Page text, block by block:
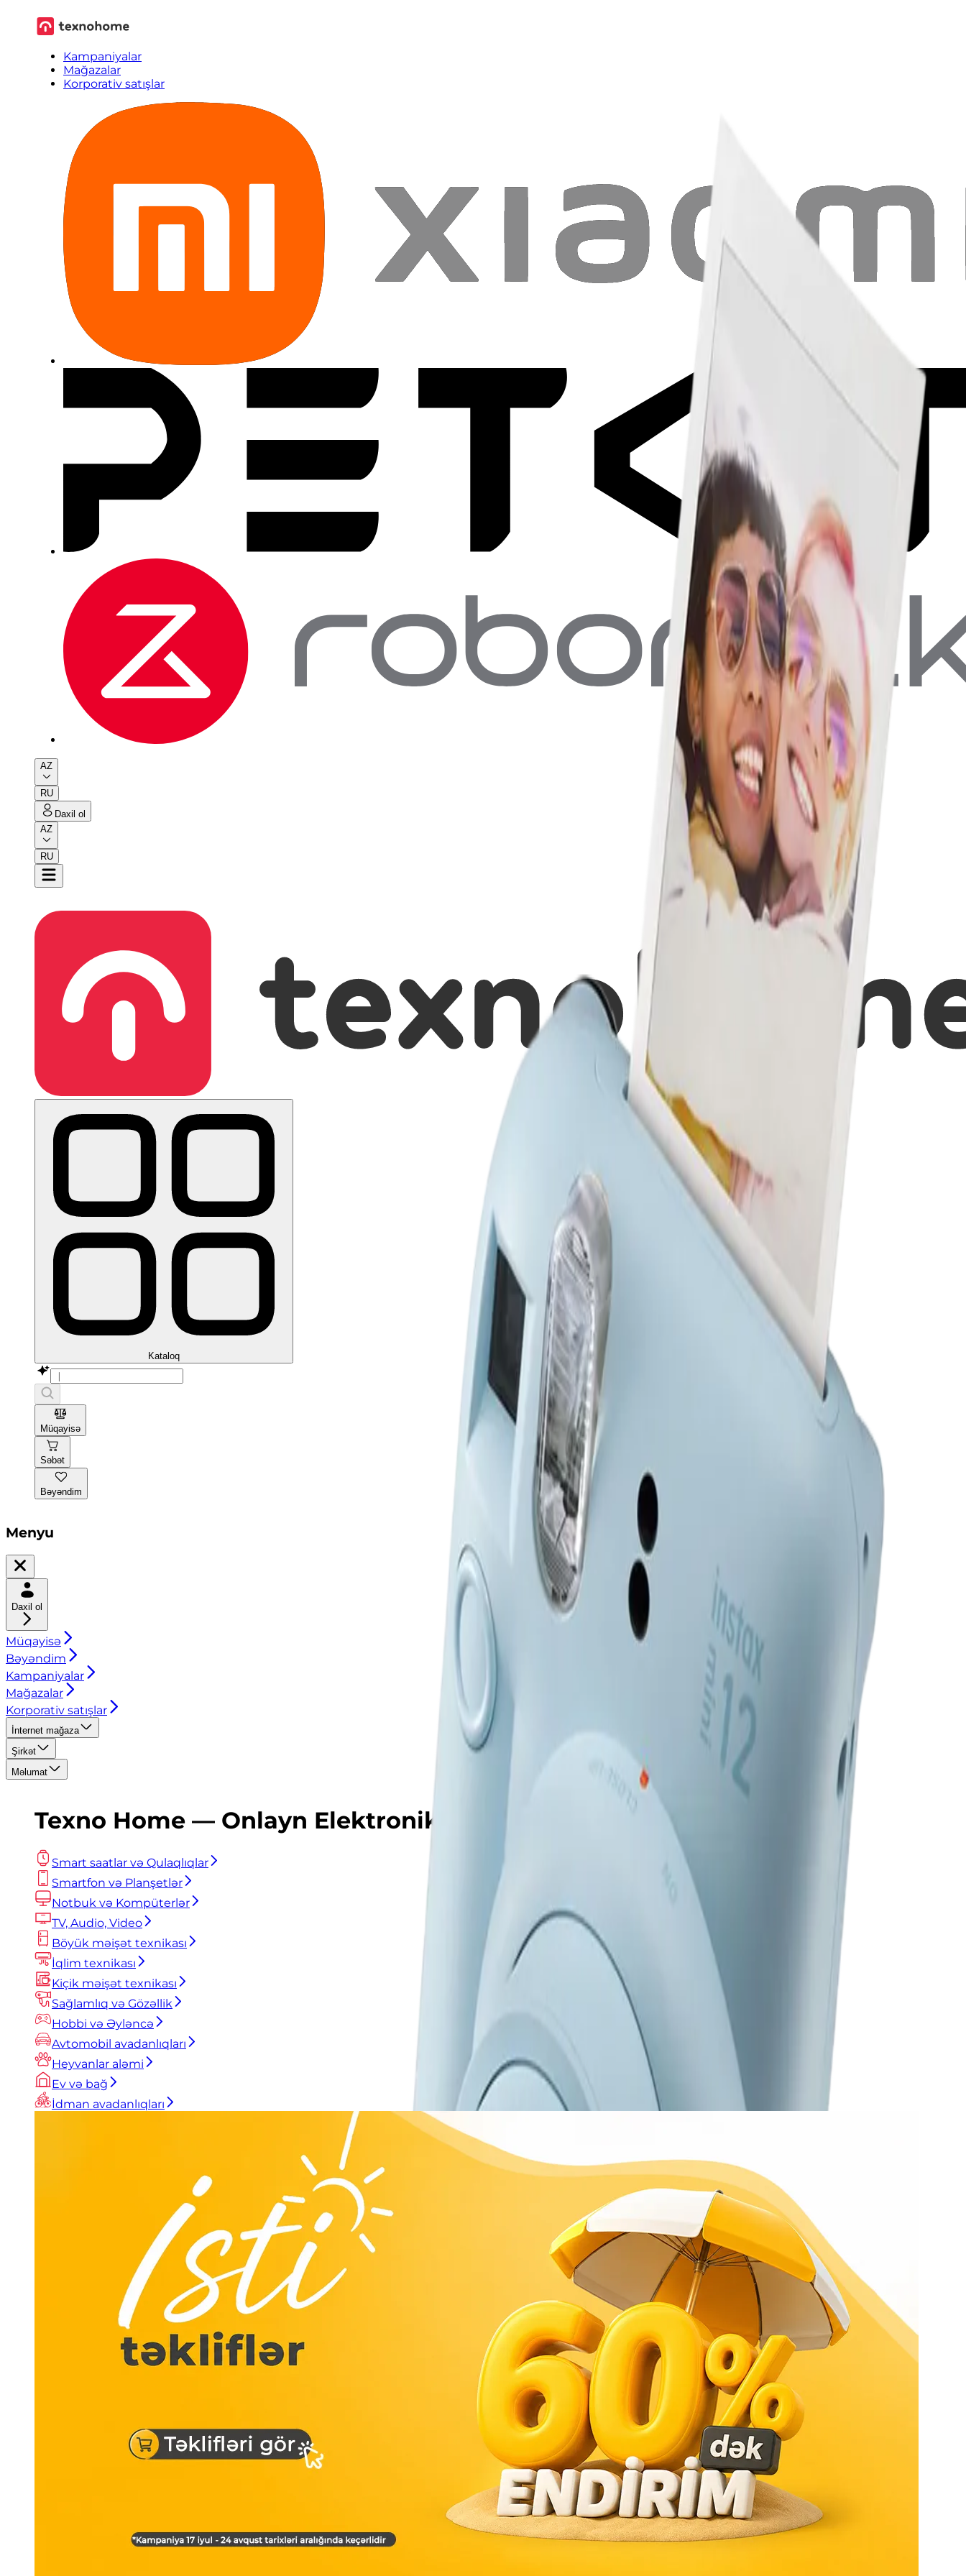
Kampaniyalar
Mağazalar
Korporativ satışlar
AZ
RU
Daxil ol
AZ
RU
Kataloq
Müqayisə
Səbət
Bəyəndim
Menyu
Daxil ol
Müqayisə
Bəyəndim
Kampaniyalar
Mağazalar
Korporativ satışlar
İnternet mağaza
Şirkət
Məlumat
Texno Home — Onlayn Elektronika və Məişət Texnikası Mağazası
Smart saatlar və Qulaqlıqlar
Smartfon və Planşetlər
Notbuk və Kompüterlər
TV, Audio, Video
Böyük məişət texnikası
İqlim texnikası
Kiçik məişət texnikası
Sağlamlıq və Gözəllik
Hobbi və Əyləncə
Avtomobil avadanlıqları
Heyvanlar aləmi
Ev və bağ
İdman avadanlıqları